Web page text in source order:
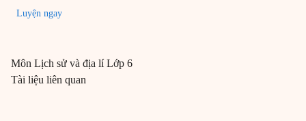
Luyện ngay
Môn Lịch sử và địa lí Lớp 6
Tài liệu liên quan